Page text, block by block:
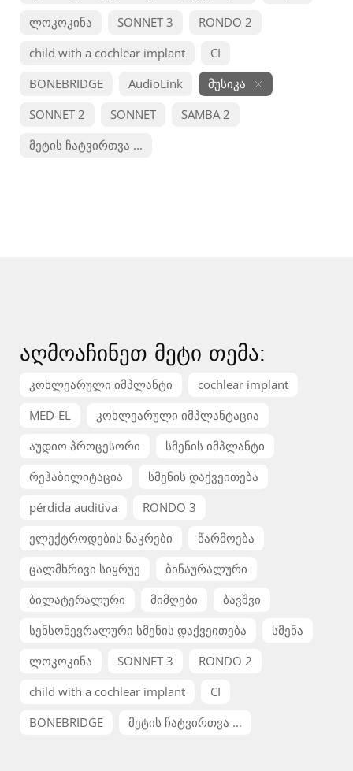
ლოკოკინა
SONNET 3
RONDO 2
child with a cochlear implant
CI
BONEBRIDGE
AudioLink
მუსიკა
SONNET 2
SONNET
SAMBA 2
მეტის ჩატვირთვა ...
აღმოაჩინეთ მეტი თემა:
კოხლეარული იმპლანტი
cochlear implant
MED-EL
კოხლეარული იმპლანტაცია
აუდიო პროცესორი
სმენის იმპლანტი
რეჰაბილიტაცია
სმენის დაქვეითება
pérdida auditiva
RONDO 3
ელექტროდების ნაკრები
წარმოება
ცალმხრივი სიყრუე
ბინაურალური
ბილატერალური
მიმღები
ბავშვი
სენსონევრალური სმენის დაქვეითება
სმენა
ლოკოკინა
SONNET 3
RONDO 2
child with a cochlear implant
CI
BONEBRIDGE
მეტის ჩატვირთვა ...